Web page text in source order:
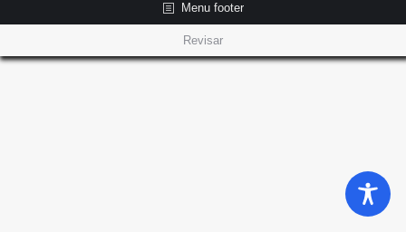
Menu footer
Revisar